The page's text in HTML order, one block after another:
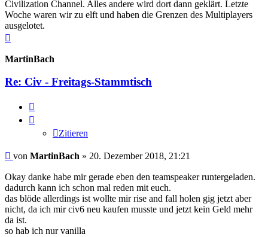
Civilization Channel. Alles andere wird dort dann geklärt. Letzte
Woche waren wir zu elft und haben die Grenzen des Multiplayers
ausgelotet.
MartinBach
Re: Civ - Freitags-Stammtisch
Zitieren
Beitrag
von MartinBach » 20. Dezember 2018, 21:21
Okay danke habe mir gerade eben den teamspeaker runtergeladen.
dadurch kann ich schon mal reden mit euch.
das blöde allerdings ist wollte mir rise and fall holen gig jetzt aber
nicht, da ich mir civ6 neu kaufen musste und jetzt kein Geld mehr
da ist.
so hab ich nur vanilla